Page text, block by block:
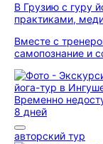
В Грузию с гуру
практиками,
Вместе с
самопознание и
Временно
8 дней
авторский тур